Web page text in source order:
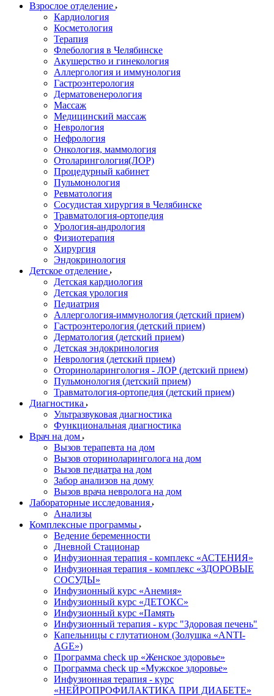
Взрослое отделение
Кардиология
Косметология
Терапия
Флебология в Челябинске
Акушерство и гинекология
Аллергология и иммунология
Гастроэнтерология
Дерматовенерология
Массаж
Медицинский массаж
Неврология
Нефрология
Онкология, маммология
Отоларингология(ЛОР)
Процедурный кабинет
Пульмонология
Ревматология
Сосудистая хирургия в Челябинске
Травматология-ортопедия
Урология-андрология
Физиотерапия
Хирургия
Эндокринология
Детское отделение
Детская кардиология
Детская урология
Педиатрия
Аллергология-иммунология (детский прием)
Гастроэнтерология (детский прием)
Дерматология (детский прием)
Детская эндокринология
Неврология (детский прием)
Оториноларингология - ЛОР (детский прием)
Пульмонология (детский прием)
Травматология-ортопедия (детский прием)
Диагностика
Ультразвуковая диагностика
Функциональная диагностика
Врач на дом
Вызов терапевта на дом
Вызов оториноларинголога на дом
Вызов педиатра на дом
Забор анализов на дому
Вызов врача невролога на дом
Лабораторные исследования
Анализы
Комплексные программы
Ведение беременности
Дневной Стационар
Инфузионная терапия - комплекс «АСТЕНИЯ»
Инфузионная терапия - комплекс «ЗДОРОВЫЕ
СОСУДЫ»
Инфузионный курс «Анемия»
Инфузионный курс «ДЕТОКС»
Инфузионный курс «Память
Инфузионный терапия - курс "Здоровая печень"
Капельницы с глутатионом (Золушка «ANTI-
AGE»)
Программа check up «Женское здоровье»
Программа check up «Мужское здоровье»
Инфузионная терапия - курс
«НЕЙРОПРОФИЛАКТИКА ПРИ ДИАБЕТЕ»